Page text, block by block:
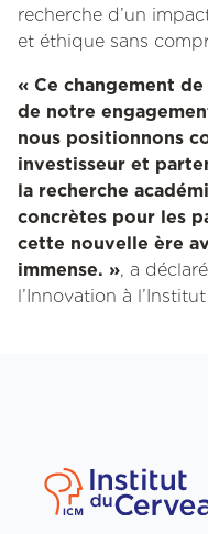
recherche d’un
et éthique sans
« Ce changement
de notre
nous positionnons
investisseur et
la recherche
concrètes pour les
cette nouvelle ère
immense. », a déclaré
l’Innovation à